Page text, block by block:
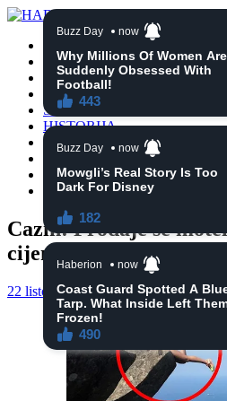
VIJESTI
BIH
TURSKA
SVIJET
HISTORIJA
RELIGIJA
ZANIMLJIVOSTI
CRNA HRONIKA
OBAVIJESTI
Cazin: Prodaje se
cijeni od 1.780.000 KM
22 listopada, 2024 haberhana